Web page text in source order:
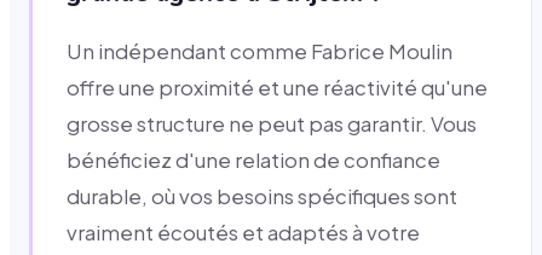
Un indépendant comme Fabrice Moulin
offre une proximité et une réactivité qu'une
grosse structure ne peut pas garantir. Vous
bénéficiez d'une relation de confiance
durable, où vos besoins spécifiques sont
vraiment écoutés et adaptés à votre